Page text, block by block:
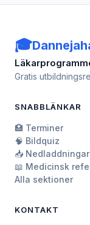
🎓
Gratis
SNABBLÄNKAR
🏥 Terminer
🧠 Bildquiz
📥 Nedladdningar
📖 Medicinsk
Alla sektioner
KONTAKT